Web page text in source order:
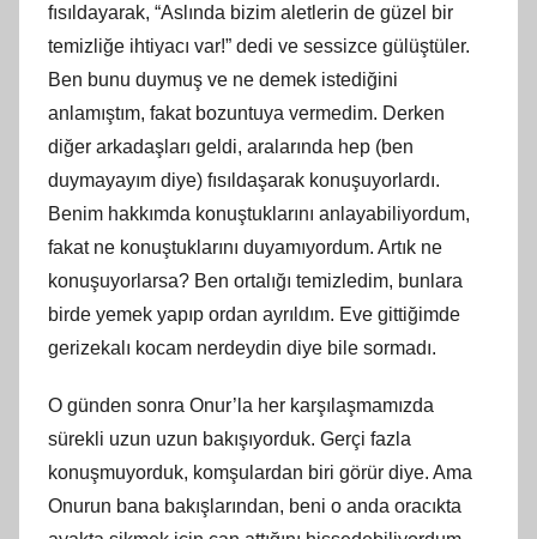
fısıldayarak, “Aslında bizim aletlerin de güzel bir
temizliğe ihtiyacı var!” dedi ve sessizce gülüştüler.
Ben bunu duymuş ve ne demek istediğini
anlamıştım, fakat bozuntuya vermedim. Derken
diğer arkadaşları geldi, aralarında hep (ben
duymayayım diye) fısıldaşarak konuşuyorlardı.
Benim hakkımda konuştuklarını anlayabiliyordum,
fakat ne konuştuklarını duyamıyordum. Artık ne
konuşuyorlarsa? Ben ortalığı temizledim, bunlara
birde yemek yapıp ordan ayrıldım. Eve gittiğimde
gerizekalı kocam nerdeydin diye bile sormadı.
O günden sonra Onur’la her karşılaşmamızda
sürekli uzun uzun bakışıyorduk. Gerçi fazla
konuşmuyorduk, komşulardan biri görür diye. Ama
Onurun bana bakışlarından, beni o anda oracıkta